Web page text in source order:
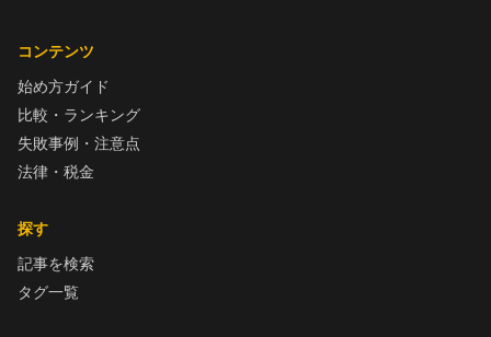
コンテンツ
始め方ガイド
比較・ランキング
失敗事例・注意点
法律・税金
探す
記事を検索
タグ一覧